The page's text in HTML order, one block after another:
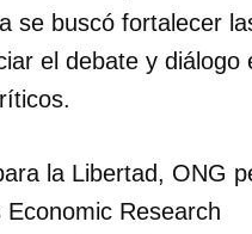
sesión con tu
se buscó fortalecer
el debate y diálogo
la Libertad, ONG
Research